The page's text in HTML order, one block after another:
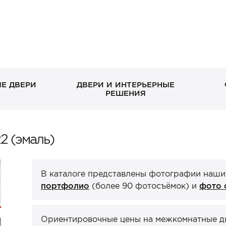
ДВЕРИ
панелями
ХИТ
ДВЕРИ И ИНТЕРЬЕРНЫЕ
РЕШЕНИЯ
Стеновые панели Порталы ХИТ
(эмаль)
В каталоге представлены фотографии
портфолио (более 90 фотосъёмок) и фото
Ориентировочные цены на межкомнатные